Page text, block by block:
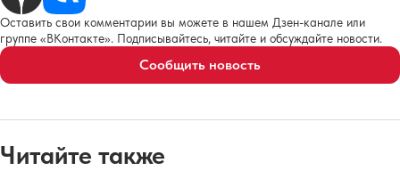
Оставить свои комментарии вы можете в нашем Дзен-канале или
группе «ВКонтакте». Подписывайтесь, читайте и обсуждайте новости.
Сообщить новость
Читайте также